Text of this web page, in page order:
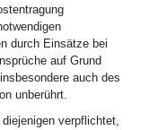
durch Einsätze bei
auf Grund
auch des
unberührt.
verpflichtet,